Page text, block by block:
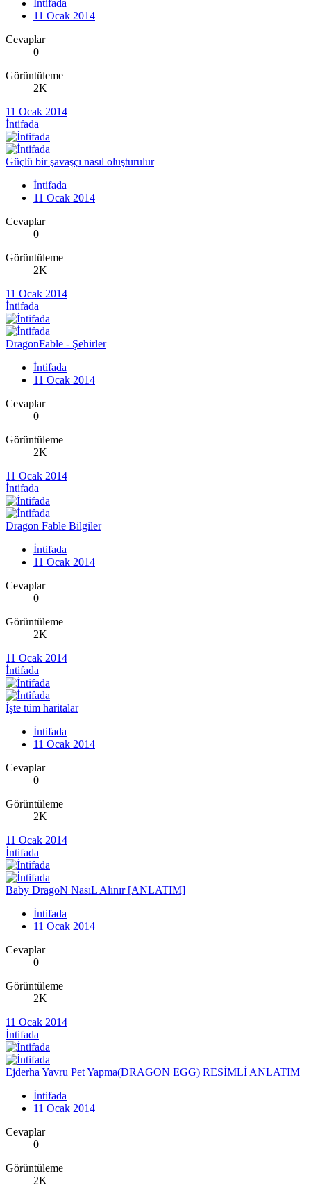
İntifada
11 Ocak 2014
Cevaplar
0
Görüntüleme
2K
11 Ocak 2014
İntifada
Güçlü bir şavaşçı nasıl oluşturulur
İntifada
11 Ocak 2014
Cevaplar
0
Görüntüleme
2K
11 Ocak 2014
İntifada
DragonFable - Şehirler
İntifada
11 Ocak 2014
Cevaplar
0
Görüntüleme
2K
11 Ocak 2014
İntifada
Dragon Fable Bilgiler
İntifada
11 Ocak 2014
Cevaplar
0
Görüntüleme
2K
11 Ocak 2014
İntifada
İşte tüm haritalar
İntifada
11 Ocak 2014
Cevaplar
0
Görüntüleme
2K
11 Ocak 2014
İntifada
Baby DragoN NasıL Alınır [ANLATIM]
İntifada
11 Ocak 2014
Cevaplar
0
Görüntüleme
2K
11 Ocak 2014
İntifada
Ejderha Yavru Pet Yapma(DRAGON EGG) RESİMLİ ANLATIM
İntifada
11 Ocak 2014
Cevaplar
0
Görüntüleme
2K